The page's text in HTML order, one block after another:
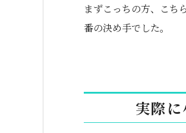
まずこっちの方、こち
番の決め手でした。
実際